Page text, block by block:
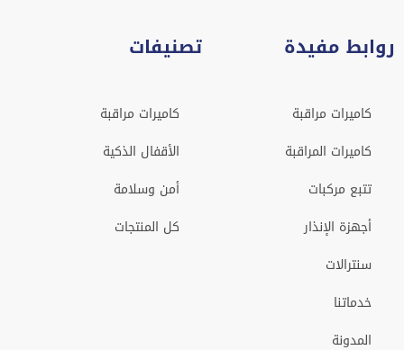
روابط مفيدة
كاميرات مراقبة
كاميرات المراقبة
تتبع مركبات
أجهزة الإنذار
سنترالات
خدماتنا
المدونة
تصنيفات
كاميرات مراقبة
الأقفال الذكية
أمن وسلامة
كل المنتجات